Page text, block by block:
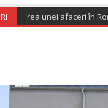
unei afaceri în România